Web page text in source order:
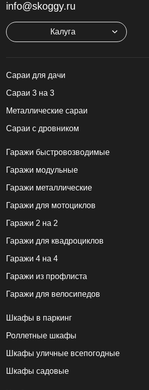
info@skoggy.ru
Калуга
Cараи для дачи
Сараи 3 на 3
Металлические сараи
Сараи с дровником
Гаражи быстровозводимые
Гаражи модульные
Гаражи металлические
Гаражи для мотоциклов
Гаражи 2 на 2
Гаражи для квадроциклов
Гаражи 4 на 4
Гаражи из профлиста
Гаражи для велосипедов
Шкафы в паркинг
Роллетные шкафы
Шкафы уличные всепогодные
Шкафы садовые